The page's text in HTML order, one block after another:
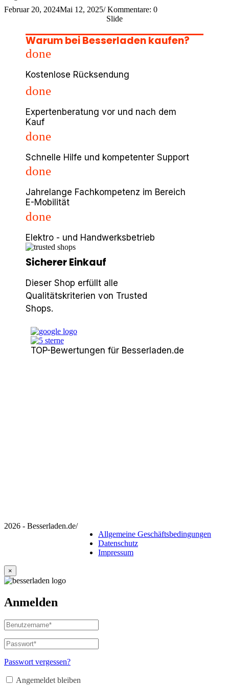
Februar 20, 2024Mai 12, 2025/Kommentare: 0
Slide
Warum bei Besserladen kaufen?
done
Kostenlose Rücksendung
done
Expertenberatung vor und nach dem
Kauf
done
Schnelle Hilfe und kompetenter Support
done
Jahrelange Fachkompetenz im Bereich
E-Mobilität
done
Elektro - und Handwerksbetrieb
Sicherer Einkauf
Dieser Shop erfüllt alle
Qualitätskriterien von Trusted
Shops.
TOP-Bewertungen für Besserladen.de
2026 - Besserladen.de/
Allgemeine Geschäftsbedingungen
Datenschutz
Impressum
×
Anmelden
Benutzername
oder
E-
Mail-
Adresse*
Passwort*
Erforderlich
Passwort vergessen?
Angemeldet bleiben